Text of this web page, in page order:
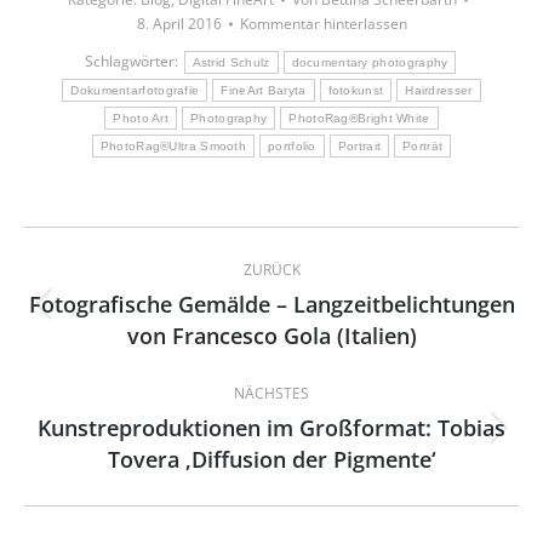
8. April 2016
Kommentar hinterlassen
Schlagwörter:
Astrid Schulz documentary photography
Dokumentarfotografie FineArt Baryta fotokunst Hairdresser
Photo Art Photography PhotoRag®Bright White
PhotoRag®Ultra Smooth portfolio Portrait Porträt
Kommentarnavigation
ZURÜCK
Vorheriger
Beitrag:
Fotografische Gemälde – Langzeitbelichtungen
von Francesco Gola (Italien)
NÄCHSTES
Nächster
Beitrag:
Kunstreproduktionen im Großformat: Tobias
Tovera ‚Diffusion der Pigmente‘